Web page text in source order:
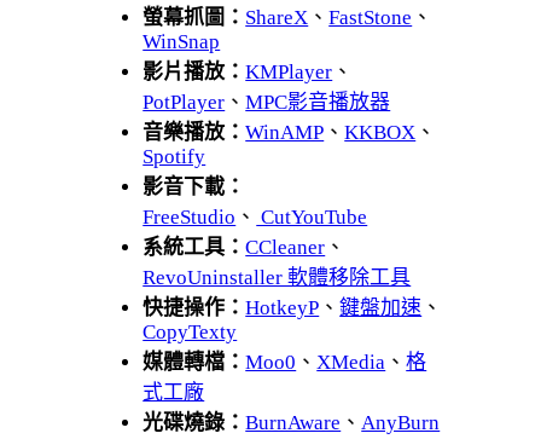
螢幕抓圖： ShareX 、FastStone 、
WinSnap
影片播放：KMPlayer 、
PotPlayer 、MPC影音播放器
音樂播放：WinAMP 、KKBOX 、
Spotify
影音下載：
FreeStudio 、 CutYouTube
系統工具：CCleaner 、
RevoUninstaller 軟體移除工具
快捷操作：HotkeyP 、鍵盤加速 、
CopyTexty
媒體轉檔：Moo0 、 XMedia 、格
式工廠
光碟燒錄：BurnAware 、 AnyBurn